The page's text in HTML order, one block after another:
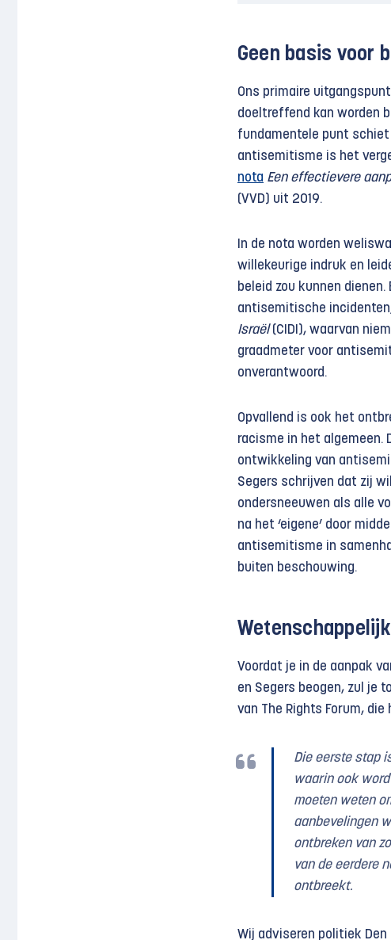
Geen basis voor
Ons primaire
doeltreffend kan worden
fundamentele punt schiet
antisemitisme is het
nota Een effectievere
(VVD) uit 2019.
In de nota worden
willekeurige indruk en
beleid zou kunnen
antisemitische
Israël(CIDI), waarvan
graadmeter voor
onverantwoord.
Opvallend is ook het
racisme in het algemeen.
ontwikkeling van
Segers schrijven dat zij
ondersneeuwen als alle
na het ‘eigene’ door
antisemitisme in
buiten beschouwing.
Voordat je in de aanpak
en Segers beogen, zul je
van The Rights Forum,
Die eerste stap
waarin ook
moeten weten
aanbevelingen
ontbreken van
van de eerdere
ontbreekt.
Wij adviseren politiek